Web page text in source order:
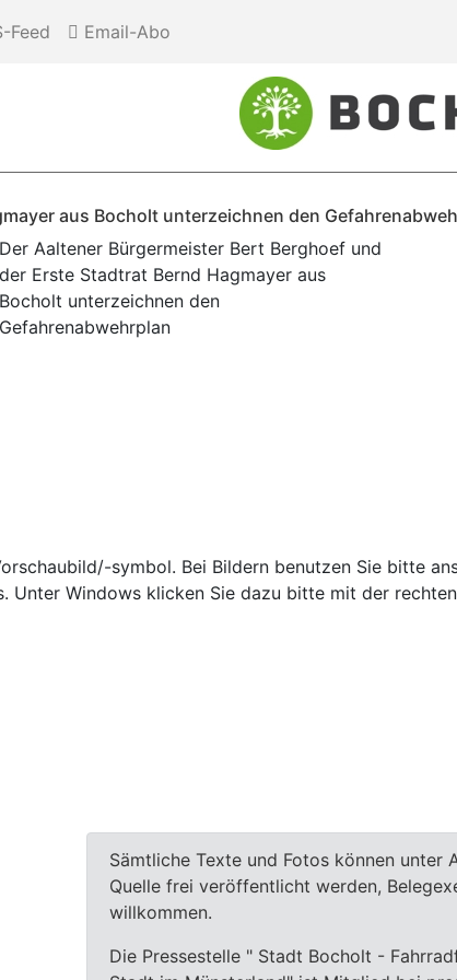
Feed Email-Abo
aus Bocholt unterzeichnen den
Der Aaltener Bürgermeister Bert Berghoef und
der Erste Stadtrat Bernd Hagmayer aus
Bocholt unterzeichnen den
Gefahrenabwehrplan
symbol. Bei Bildern benutzen Sie bitte
Unter Windows klicken Sie dazu bitte mit der
Sämtliche Texte und Fotos können unter
Quelle frei veröffentlicht werden,
willkommen.
Die Pressestelle " Stadt Bocholt -